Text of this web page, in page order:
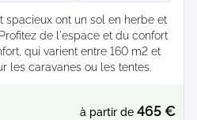
spacieux ont un sol en herbe et
de l'espace et du confort
qui varient entre 160 m2 et
les caravanes ou les tentes.
à partir de 465 €